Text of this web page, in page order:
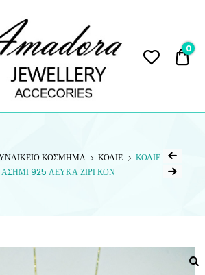
0
ΚΟΣΜΗΜΑ ΚΟΛΙΕ
ΚΟΛΙΕ
ΑΣΗΜΙ 925 ΛΕΥΚΑ ΖΙΡΓΚΟΝ